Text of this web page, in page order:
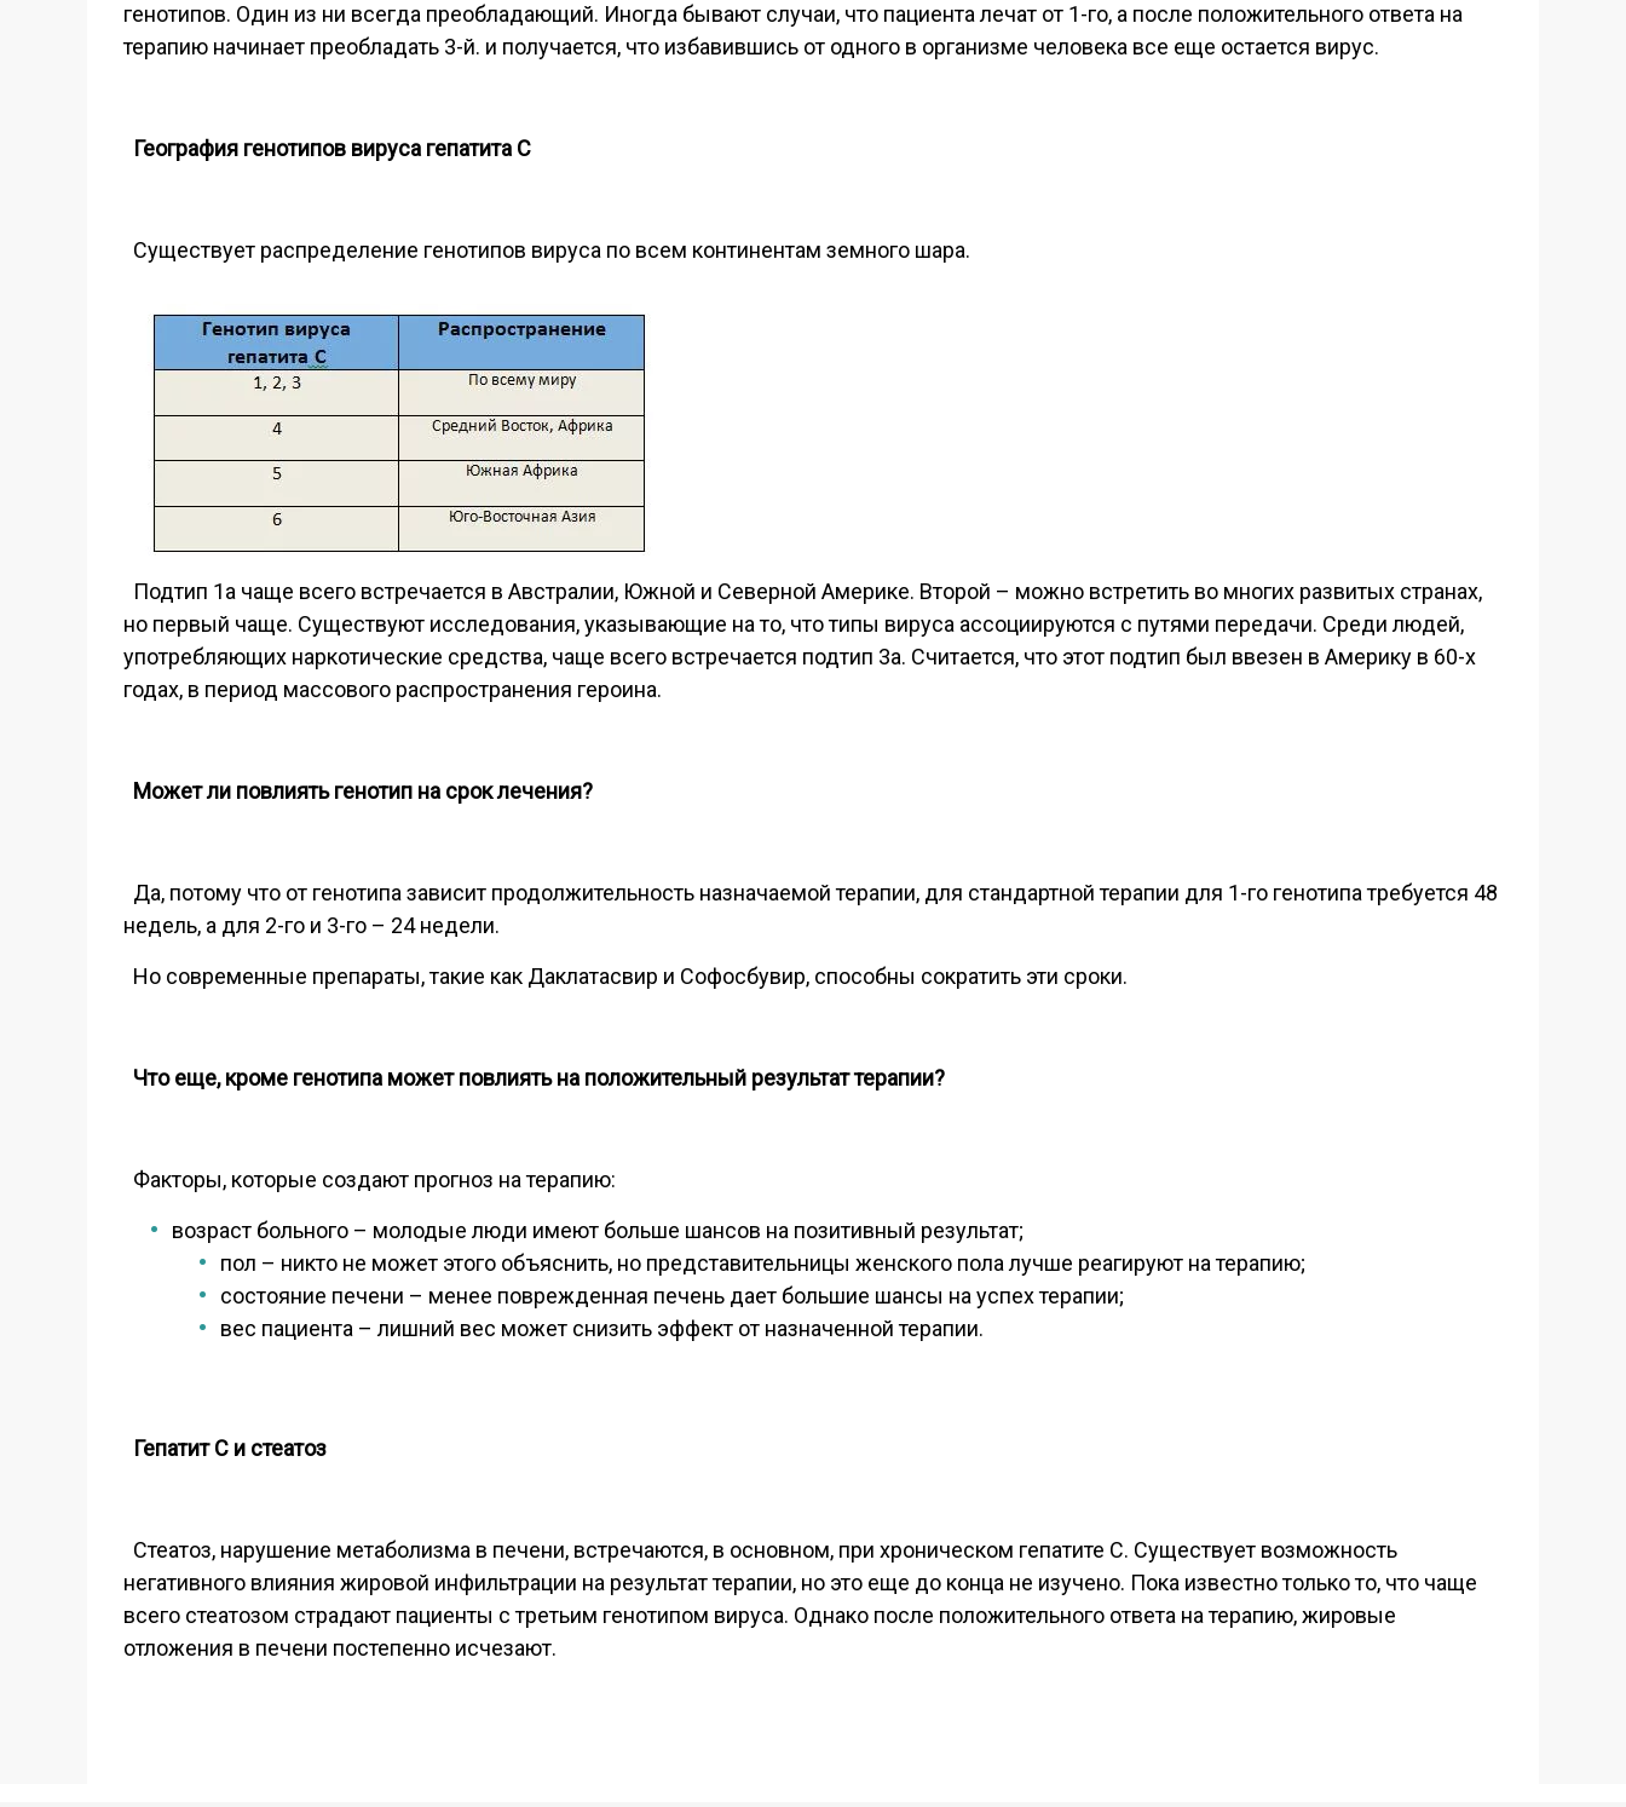
генотипов. Один из ни всегда преобладающий. Иногда бывают случаи, что пациента лечат от 1-го, а после положительного ответа на
терапию начинает преобладать 3-й. и получается, что избавившись от одного в организме человека все еще остается вирус.
География генотипов вируса гепатита С
Существует распределение генотипов вируса по всем континентам земного шара.
Подтип 1а чаще всего встречается в Австралии, Южной и Северной Америке. Второй – можно встретить во многих развитых странах,
но первый чаще. Существуют исследования, указывающие на то, что типы вируса ассоциируются с путями передачи. Среди людей,
употребляющих наркотические средства, чаще всего встречается подтип 3а. Считается, что этот подтип был ввезен в Америку в 60-х
годах, в период массового распространения героина.
Может ли повлиять генотип на срок лечения?
Да, потому что от генотипа зависит продолжительность назначаемой терапии, для стандартной терапии для 1-го генотипа требуется 48
недель, а для 2-го и 3-го – 24 недели.
Но современные препараты, такие как Даклатасвир и Софосбувир, способны сократить эти сроки.
Что еще, кроме генотипа может повлиять на положительный результат терапии?
Факторы, которые создают прогноз на терапию:
возраст больного – молодые люди имеют больше шансов на позитивный результат;
пол – никто не может этого объяснить, но представительницы женского пола лучше реагируют на терапию;
состояние печени – менее поврежденная печень дает большие шансы на успех терапии;
вес пациента – лишний вес может снизить эффект от назначенной терапии.
Гепатит С и стеатоз
Стеатоз, нарушение метаболизма в печени, встречаются, в основном, при хроническом гепатите С. Существует возможность
негативного влияния жировой инфильтрации на результат терапии, но это еще до конца не изучено. Пока известно только то, что чаще
всего стеатозом страдают пациенты с третьим генотипом вируса. Однако после положительного ответа на терапию, жировые
отложения в печени постепенно исчезают.